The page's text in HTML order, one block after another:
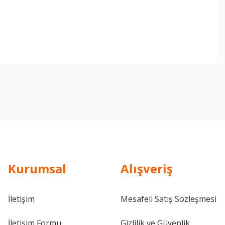
Kurumsal
İletişim
Alışveriş
Mesafeli Satış Sözleşmesi